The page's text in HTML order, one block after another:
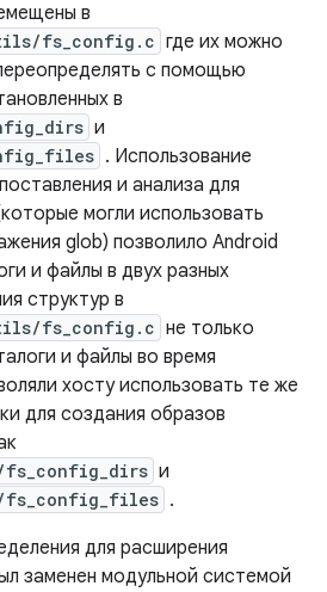
в
fs_config.c где их можно
с помощью
в
и
. Использование
и анализа для
могли использовать
glob) позволило Android
и файлы в двух разных
структур в
fs_config.c не только
и файлы во время
хосту использовать те же
для создания образов
fs_config_dirs и
fs_config_files .
для расширения
заменен модульной системой